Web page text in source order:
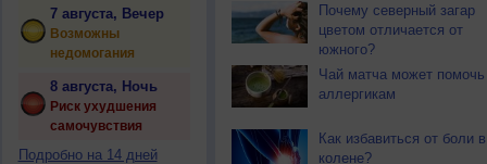
7 августа, Вечер
Возможны
недомогания
8 августа, Ночь
Риск ухудшения
самочувствия
Подробно на 14 дней
Почему северный загар
цветом отличается от
южного?
Чай матча может помочь
аллергикам
Как избавиться от боли в
колене?